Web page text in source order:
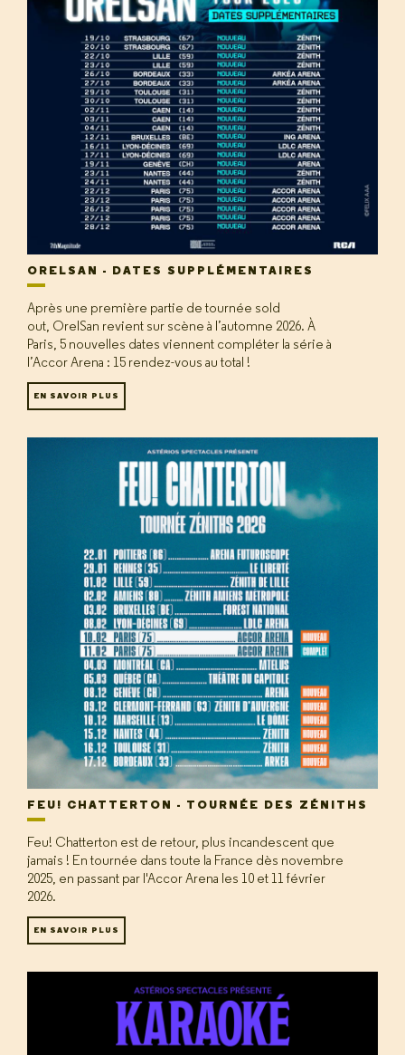
ORELSAN - DATES SUPPLÉMENTAIRES
Après une première partie de tournée sold
out, OrelSan revient sur scène à l’automne 2026. À
Paris, 5 nouvelles dates viennent compléter la série à
l’Accor Arena : 15 rendez-vous au total !
EN SAVOIR PLUS
FEU! CHATTERTON - TOURNÉE DES ZÉNITHS
Feu! Chatterton est de retour, plus incandescent que
jamais ! En tournée dans toute la France dès novembre
2025, en passant par l'Accor Arena les 10 et 11 février
2026.
EN SAVOIR PLUS